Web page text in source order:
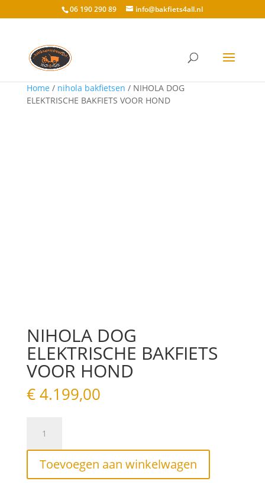
06 190 290 89 info@bakfiets4all.nl
Home / nihola bakfietsen / NIHOLA DOG
ELEKTRISCHE BAKFIETS VOOR HOND
NIHOLA DOG
ELEKTRISCHE BAKFIETS
VOOR HOND
€4.199,00
DOG
ELEKTRISCHE
BAKFIETS
Toevoegen aan winkelwagen